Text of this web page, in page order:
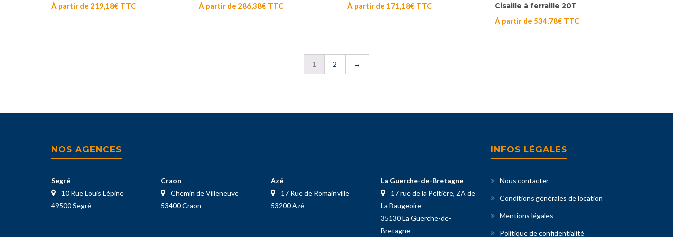
À partir de 219,18€ TTC
À partir de 286,38€ TTC
À partir de 171,18€ TTC
Cisaille à ferraille 20T
À partir de 534,78€ TTC
1 2 →
NOS AGENCES
Segré
10 Rue Louis Lépine
49500 Segré
Craon
Chemin de Villeneuve
53400 Craon
Azé
17 Rue de Romainville
53200 Azé
La Guerche-de-Bretagne
17 rue de la Peltière, ZA de
La Baugeoire
35130 La Guerche-de-
Bretagne
INFOS LÉGALES
Nous contacter
Conditions générales de location
Mentions légales
Politique de confidentialité